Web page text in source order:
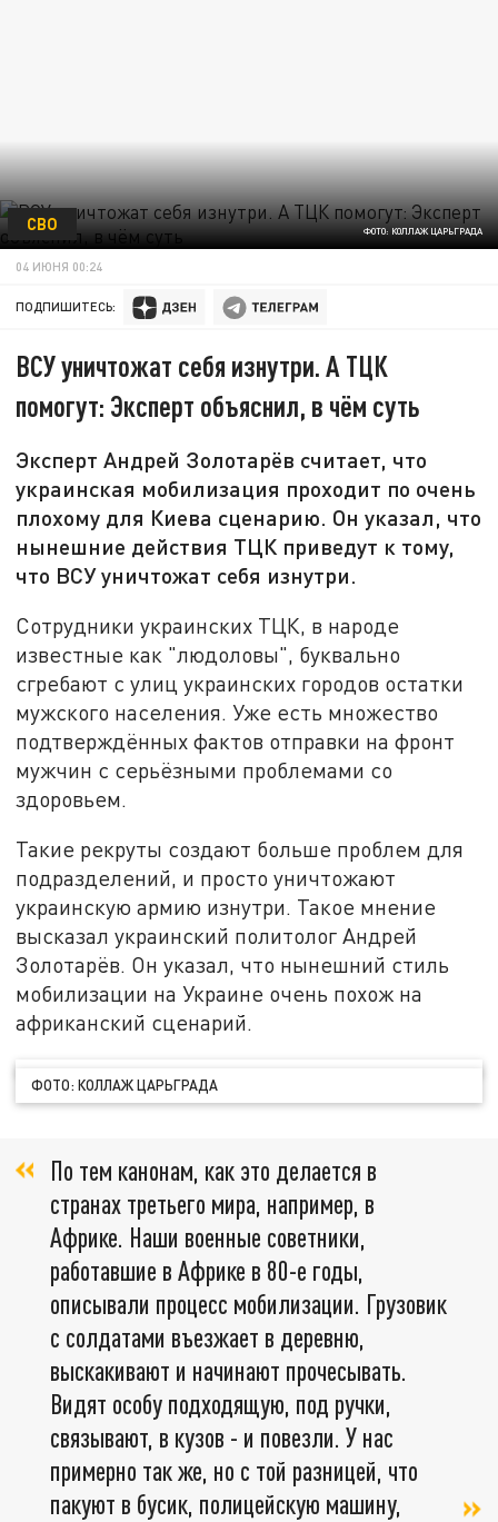
ФОТО: КОЛЛАЖ ЦАРЬГРАДА
СВО
04 ИЮНЯ 00:24
ПОДПИШИТЕСЬ:
ВСУ уничтожат себя изнутри. А ТЦК
помогут: Эксперт объяснил, в чём суть
Эксперт Андрей Золотарёв считает, что
украинская мобилизация проходит по очень
плохому для Киева сценарию. Он указал, что
нынешние действия ТЦК приведут к тому,
что ВСУ уничтожат себя изнутри.
Сотрудники украинских ТЦК, в народе
известные как "людоловы", буквально
сгребают с улиц украинских городов остатки
мужского населения. Уже есть множество
подтверждённых фактов отправки на фронт
мужчин с серьёзными проблемами со
здоровьем.
Такие рекруты создают больше проблем для
подразделений, и просто уничтожают
украинскую армию изнутри. Такое мнение
высказал украинский политолог Андрей
Золотарёв. Он указал, что нынешний стиль
мобилизации на Украине очень похож на
африканский сценарий.
ФОТО: КОЛЛАЖ ЦАРЬГРАДА
По тем канонам, как это делается в
странах третьего мира, например, в
Африке. Наши военные советники,
работавшие в Африке в 80-е годы,
описывали процесс мобилизации. Грузовик
с солдатами въезжает в деревню,
выскакивают и начинают прочесывать.
Видят особу подходящую, под ручки,
связывают, в кузов - и повезли. У нас
примерно так же, но с той разницей, что
пакуют в бусик, полицейскую машину,